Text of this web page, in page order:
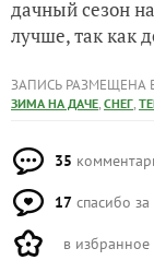
дачный сезон
лучше, так как
ЗАПИСЬ РАЗМЕЩЕНА
ЗИМА НА ДАЧЕ, СНЕГ,
35
17 спасибо за
в избранное